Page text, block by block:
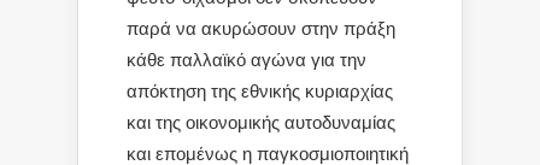
παρά να ακυρώσουν στην πράξη
κάθε παλλαϊκό αγώνα για την
απόκτηση της εθνικής κυριαρχίας
και της οικονομικής αυτοδυναμίας
και επομένως η παγκοσμιοποιητική